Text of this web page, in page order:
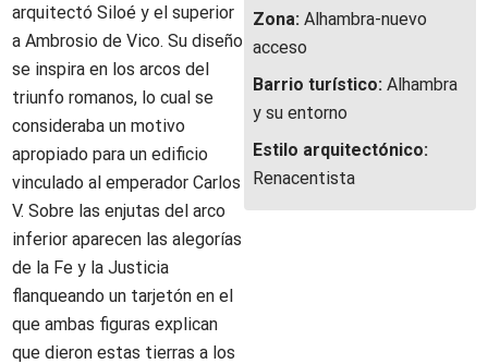
arquitectó Siloé y el superior
a Ambrosio de Vico. Su diseño
se inspira en los arcos del
triunfo romanos, lo cual se
consideraba un motivo
apropiado para un edificio
vinculado al emperador Carlos
V. Sobre las enjutas del arco
inferior aparecen las alegorías
de la Fe y la Justicia
flanqueando un tarjetón en el
que ambas figuras explican
que dieron estas tierras a los
Zona: Alhambra-nuevo
acceso
Barrio turístico: Alhambra
y su entorno
Estilo arquitectónico:
Renacentista